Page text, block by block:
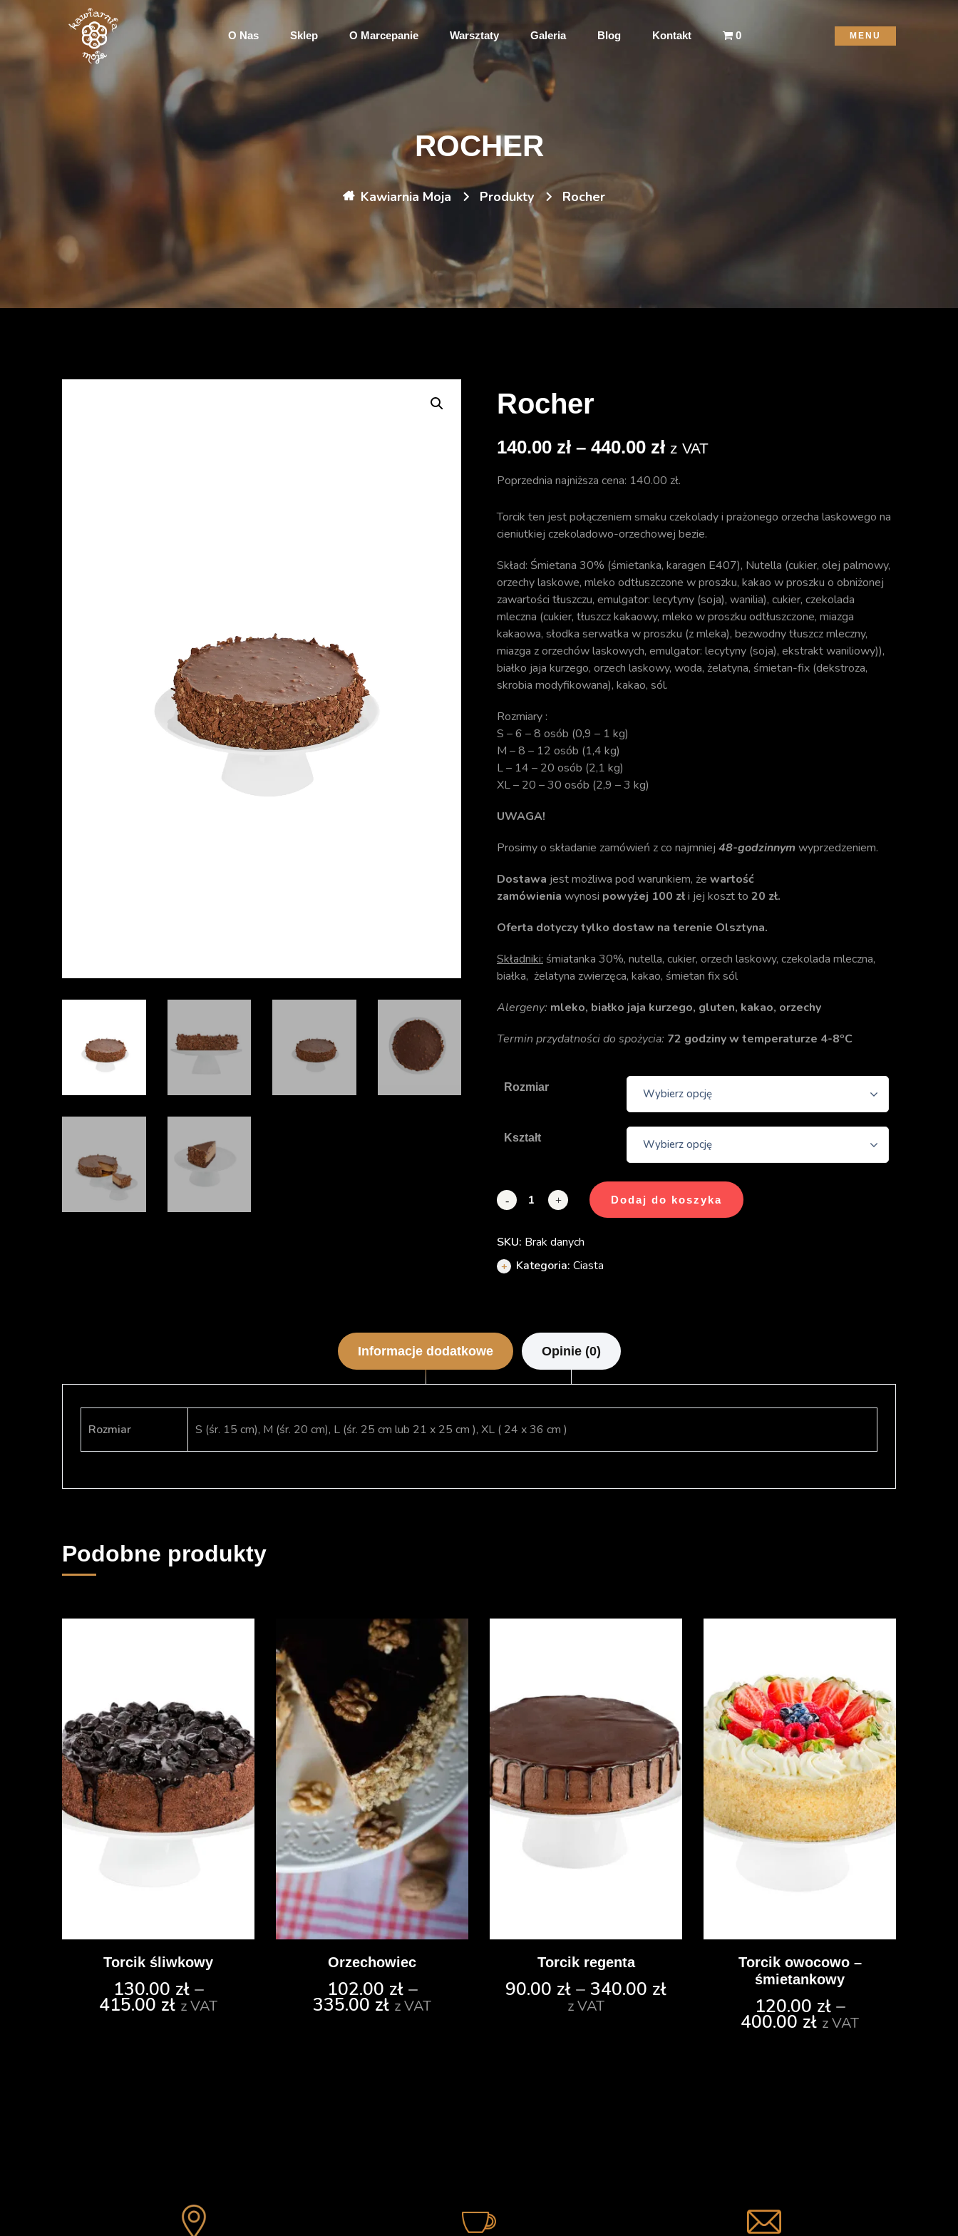
O Nas Sklep O Marcepanie Warsztaty Galeria Blog Kontakt 0 MENU
ROCHER
Kawiarnia Moja Produkty Rocher
Rocher
140.00 zł – 440.00 zł z VAT
Poprzednia najniższa cena: 140.00 zł.
Torcik ten jest połączeniem smaku czekolady i prażonego orzecha laskowego na
cieniutkiej czekoladowo-orzechowej bezie.
Skład: Śmietana 30% (śmietanka, karagen E407), Nutella (cukier, olej palmowy,
orzechy laskowe, mleko odtłuszczone w proszku, kakao w proszku o obniżonej
zawartości tłuszczu, emulgator: lecytyny (soja), wanilia), cukier, czekolada
mleczna (cukier, tłuszcz kakaowy, mleko w proszku odtłuszczone, miazga
kakaowa, słodka serwatka w proszku (z mleka), bezwodny tłuszcz mleczny,
miazga z orzechów laskowych, emulgator: lecytyny (soja), ekstrakt waniliowy)),
białko jaja kurzego, orzech laskowy, woda, żelatyna, śmietan-fix (dekstroza,
skrobia modyfikowana), kakao, sól.
Rozmiary :
S – 6 – 8 osób (0,9 – 1 kg)
M – 8 – 12 osób (1,4 kg)
L – 14 – 20 osób (2,1 kg)
XL – 20 – 30 osób (2,9 – 3 kg)
UWAGA!
Prosimy o składanie zamówień z co najmniej 48-godzinnym wyprzedzeniem.
Dostawa jest możliwa pod warunkiem, że wartość
zamówienia wynosi powyżej 100 złi jej koszt to 20 zł.
Oferta dotyczy tylko dostaw na terenie Olsztyna.
Składniki: śmiatanka 30%, nutella, cukier, orzech laskowy, czekolada mleczna,
białka, żelatyna zwierzęca, kakao, śmietan fix sól
Alergeny: mleko, białko jaja kurzego, gluten, kakao, orzechy
Termin przydatności do spożycia: 72 godziny w temperaturze 4-8ºC
Rozmiar Wybierz opcję
Kształt Wybierz opcję
- + Dodaj do koszyka
SKU: Brak danych
Kategoria: Ciasta
Informacje dodatkowe Opinie (0)
Rozmiar S (śr. 15 cm), M (śr. 20 cm), L (śr. 25 cm lub 21 x 25 cm ), XL ( 24 x 36 cm )
Podobne produkty
Torcik śliwkowy
130.00 zł –
415.00 zł z VAT
Orzechowiec
102.00 zł –
335.00 zł z VAT
Torcik regenta
90.00 zł – 340.00 zł
z VAT
Torcik owocowo –
śmietankowy
120.00 zł –
400.00 zł z VAT